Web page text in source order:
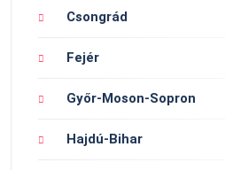
Csongrád
Fejér
Győr-Moson-Sopron
Hajdú-Bihar